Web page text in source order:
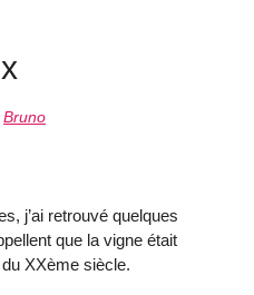
Bruno
j’ai retrouvé quelques
que la vigne était
XXème siècle.